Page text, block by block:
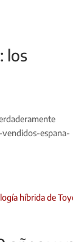
los
espana-